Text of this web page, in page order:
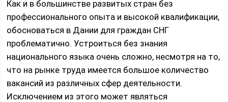
Как и в большинстве развитых стран без
профессионального опыта и высокой квалификации,
обосноваться в Дании для граждан СНГ
проблематично. Устроиться без знания
национального языка очень сложно, несмотря на то,
что на рынке труда имеется большое количество
вакансий из различных сфер деятельности.
Исключением из этого может являться